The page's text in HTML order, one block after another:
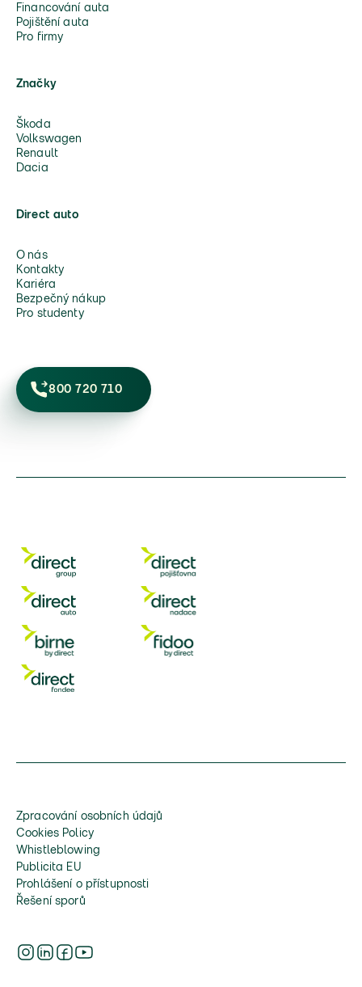
Financování auta
Pojištění auta
Pro firmy
Značky
Škoda
Volkswagen
Renault
Dacia
Direct auto
O nás
Kontakty
Kariéra
Bezpečný nákup
Pro studenty
800 720 710
Zpracování osobních údajů
Cookies Policy
Whistleblowing
Publicita EU
Prohlášení o přístupnosti
Řešení sporů